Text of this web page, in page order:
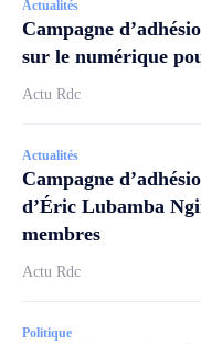
Actualités
Campagne
sur le numérique
Actu Rdc
Actualités
Campagne
d’Éric Lubamba
membres
Actu Rdc
Politique